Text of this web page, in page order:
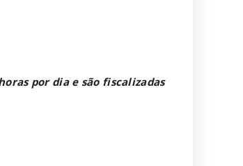
por dia e são fiscalizadas